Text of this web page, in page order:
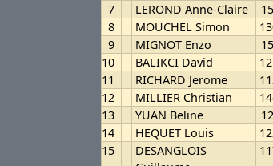
7 LEROND Anne-Claire
8
MOUCHEL Simon
9
MIGNOT Enzo
10
BALIKCI David
11
RICHARD Jerome
12
MILLIER Christian
13
YUAN Beline
14
HEQUET Louis
15
DESANGLOIS